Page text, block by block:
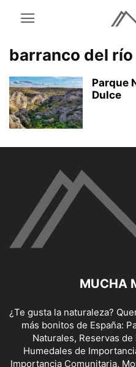
barranco del
Parque
Dulce
MUCHA
¿Te gusta la naturaleza?
más bonitos de España:
Naturales, Reservas
Humedales de
Importancia Comunitaria,